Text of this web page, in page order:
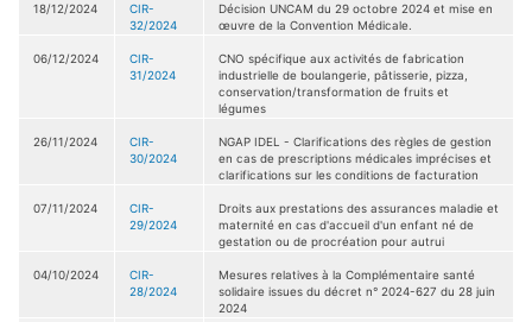
18/12/2024
CIR-
32/2024
Décision UNCAM du 29 octobre 2024 et mise en
œuvre de la Convention Médicale.
06/12/2024
CIR-
31/2024
CNO spécifique aux activités de fabrication
industrielle de boulangerie, pâtisserie, pizza,
conservation/transformation de fruits et
légumes
26/11/2024
CIR-
30/2024
NGAP IDEL - Clarifications des règles de gestion
en cas de prescriptions médicales imprécises et
clarifications sur les conditions de facturation
07/11/2024
CIR-
29/2024
Droits aux prestations des assurances maladie et
maternité en cas d'accueil d'un enfant né de
gestation ou de procréation pour autrui
04/10/2024
CIR-
28/2024
Mesures relatives à la Complémentaire santé
solidaire issues du décret n° 2024-627 du 28 juin
2024